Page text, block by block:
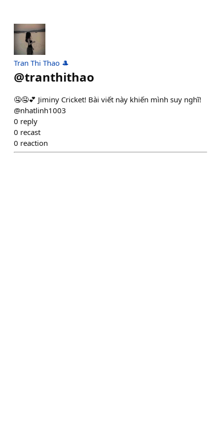
Tran Thi Thao 🎩
@tranthithao
🤤🤤💕 Jiminy Cricket! Bài viết này khiến mình suy nghĩ!
@nhatlinh1003
0 reply
0 recast
0 reaction